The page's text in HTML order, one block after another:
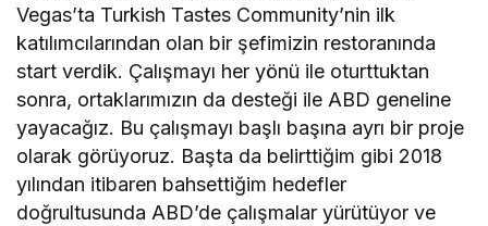
Vegas’ta Turkish Tastes Community’nin ilk
katılımcılarından olan bir şefimizin restoranında
start verdik. Çalışmayı her yönü ile oturttuktan
sonra, ortaklarımızın da desteği ile ABD geneline
yayacağız. Bu çalışmayı başlı başına ayrı bir proje
olarak görüyoruz. Başta da belirttiğim gibi 2018
yılından itibaren bahsettiğim hedefler
doğrultusunda ABD’de çalışmalar yürütüyor ve